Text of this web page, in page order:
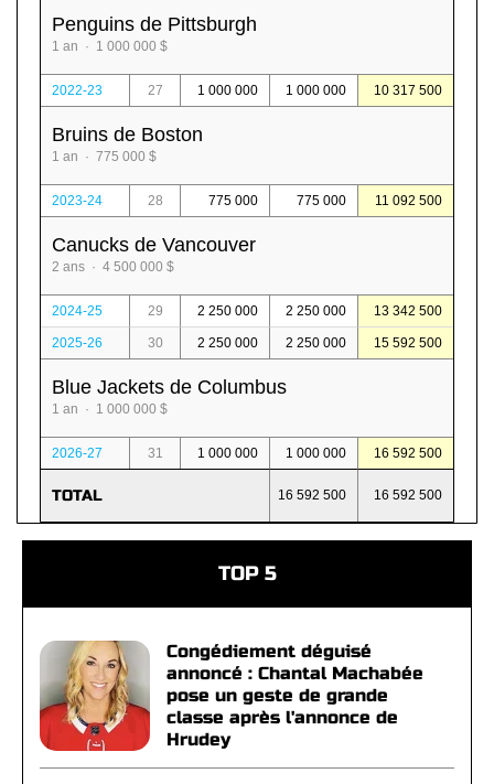
Penguins de Pittsburgh
1 an · 1 000 000 $
2022-23 27 1 000 000 1 000 000 10 317 500
Bruins de Boston
1 an · 775 000 $
2023-24 28 775 000 775 000 11 092 500
Canucks de Vancouver
2 ans · 4 500 000 $
2024-25 29 2 250 000 2 250 000 13 342 500
2025-26 30 2 250 000 2 250 000 15 592 500
Blue Jackets de Columbus
1 an · 1 000 000 $
2026-27 31 1 000 000 1 000 000 16 592 500
TOTAL 16 592 500 16 592 500
TOP 5
Congédiement déguisé
annoncé : Chantal Machabée
pose un geste de grande
classe après l'annonce de
Hrudey